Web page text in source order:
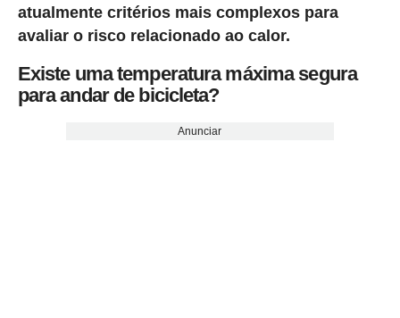
atualmente critérios mais complexos para
avaliar o risco relacionado ao calor.
Existe uma temperatura máxima segura
para andar de bicicleta?
Anunciar